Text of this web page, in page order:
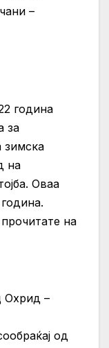
–
година
за
зимска
на
Оваа
на
Охрид –
од